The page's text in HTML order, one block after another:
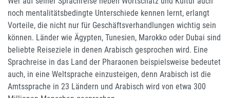
noch mentalitätsbedingte Unterschiede kennen lernt, erlangt
Vorteile, die nicht nur für Geschäftsverhandlungen wichtig sein
können. Länder wie Ägypten, Tunesien, Marokko oder Dubai sind
beliebte Reiseziele in denen Arabisch gesprochen wird. Eine
Sprachreise in das Land der Pharaonen beispielsweise bedeutet
auch, in eine Weltsprache einzusteigen, denn Arabisch ist die
Amtssprache in 23 Ländern und Arabisch wird von etwa 300